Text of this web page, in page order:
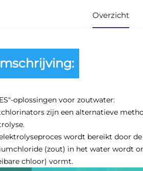
Overzicht
oplossingen voor zoutwater:
zijn een alternatieve
wordt bereikt door
(zout) in het water wordt
chloor) vormt.